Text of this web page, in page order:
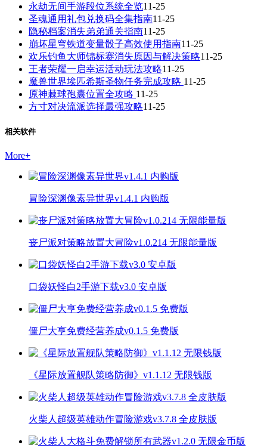
永劫无间手游段位系统全览11-25
圣魂通用礼包兑换码全集指南11-25
隐秘档案消失弟弟通关指南11-25
崩坏星穹铁道变量骰子高效使用指南11-25
欢乐钓鱼大师锦标赛消失原因与解决策略11-25
王者荣耀一启幸运活动玩法攻略11-25
魔兽世界埃匹希斯圣物任务完成攻略 11-25
原神棘球孢囊位置全攻略 11-25
方寸对决流派选择最强攻略11-25
相关软件
More+
冒险深渊像素异世界v1.4.1 内购版
丧尸派对策略放置大冒险v1.0.214 无限能量版
口袋妖怪白2手游下载v3.0 安卓版
僵尸大亨免费经营养成v0.1.5 免费版
《星际放置舰队策略防御》v1.1.12 无限钱版
火柴人超级英雄动作冒险游戏v3.7.8 全皮肤版